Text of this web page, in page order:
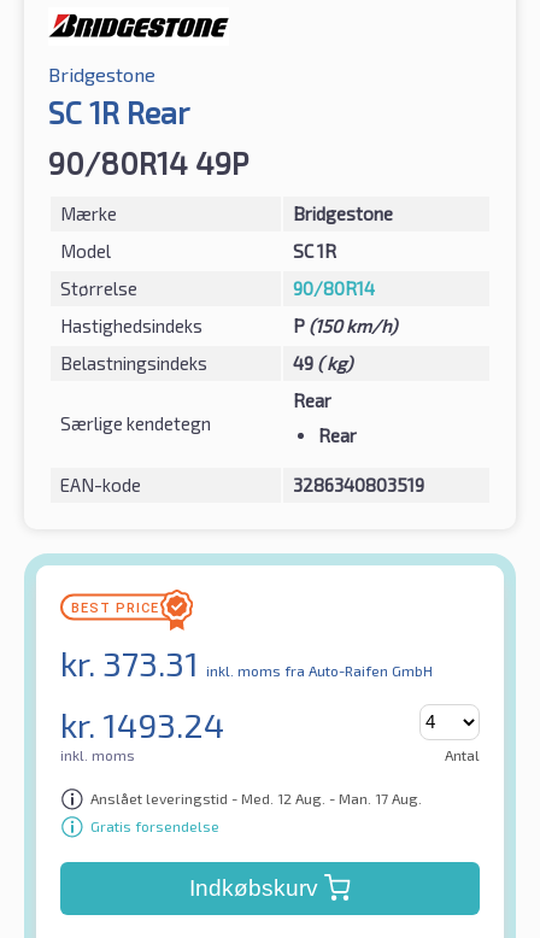
Bridgestone
SC 1R Rear
90/80R14 49P
Mærke
Bridgestone
Model
SC 1R
Størrelse
90/80R14
Hastighedsindeks
P (150 km/h)
Belastningsindeks
49 ( kg)
Særlige kendetegn
Rear
Rear
EAN-kode 3286340803519
kr. 373.31 inkl. moms fra Auto-Raifen GmbH
kr. 1493.24
inkl. moms Antal
Anslået leveringstid - Med. 12 Aug. - Man. 17 Aug.
Gratis forsendelse
Indkøbskurv